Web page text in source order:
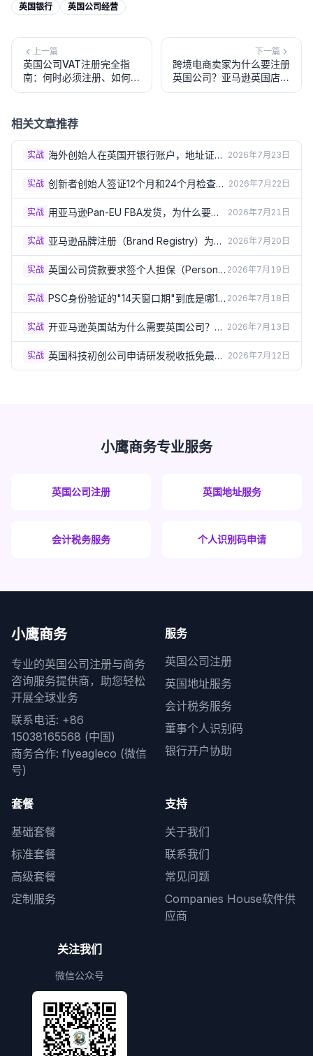
英国银行
英国公司经营
上一篇
英国公司VAT注册完全指
南：何时必须注册、如何申
请、税率是多少
下一篇
跨境电商卖家为什么要注册
英国公司？亚马逊英国店铺
开店完全指南
相关文章推荐
实战 海外创始人在英国开银行账户，地址证明
总被拒？3个实操方案（2026）
2026年7月23日
实战 创新者创始人签证12个月和24个月检查
点：怎样才算"进展达标"？（2026）
2026年7月22日
实战 用亚马逊Pan-EU FBA发货，为什么要在
德法意西波5国注册VAT？（2026）
2026年7月21日
实战 亚马逊品牌注册（Brand Registry）为什
么必须要有英国商标？（2026）
2026年7月20日
实战 英国公司贷款要求签个人担保（Personal
Guarantee）？签之前必须了解的风险
（2026）
2026年7月19日
实战 PSC身份验证的"14天窗口期"到底是哪14
天？出生月份规则详解（2026）
2026年7月18日
实战 开亚马逊英国站为什么需要英国公司？企
业卖家资质要求详解（2026）
2026年7月13日
实战 英国科技初创公司申请研发税收抵免最容
易踩的5个坑（2026）
2026年7月12日
小鹰商务专业服务
英国公司注册 英国地址服务
会计税务服务 个人识别码申请
小鹰商务
专业的英国公司注册与商务
咨询服务提供商，助您轻松
开展全球业务
联系电话: +86
15038165568 (中国)
商务合作: flyeagleco (微信
号)
服务
英国公司注册
英国地址服务
会计税务服务
董事个人识别码
银行开户协助
套餐
基础套餐
标准套餐
高级套餐
定制服务
支持
关于我们
联系我们
常见问题
Companies House软件供
应商
关注我们
微信公众号